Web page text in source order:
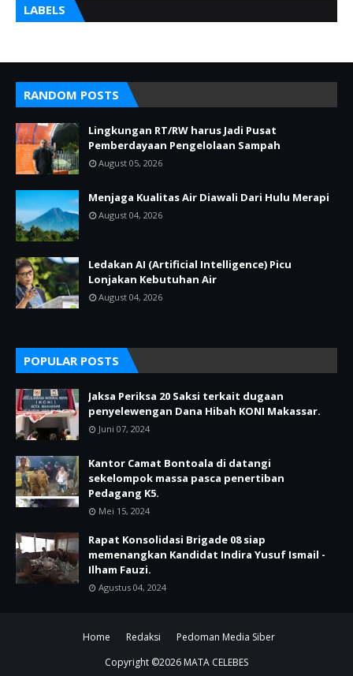
LABELS
RANDOM POSTS
Lingkungan RT/RW harus Jadi Pusat
Pemberdayaan Pengelolaan Sampah
August 05, 2026
Menjaga Kualitas Air Diawali Dari Hulu Merapi
August 04, 2026
Ledakan AI (Artificial Intelligence) Picu
Lonjakan Kebutuhan Air
August 04, 2026
POPULAR POSTS
Jaksa Periksa 20 Saksi terkait dugaan
penyelewengan Dana Hibah KONI Makassar.
Juni 07, 2024
Kantor Camat Bontoala di datangi
sekelompok massa pasca penertiban
Pedagang K5.
Mei 15, 2024
Rapat Konsolidasi Brigade 08 siap
memenangkan Kandidat Indira Yusuf Ismail -
Ilham Fauzi.
Agustus 04, 2024
Home Redaksi
Pedoman Media Siber
Copyright ©2026 MATA CELEBES